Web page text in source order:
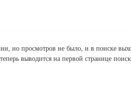
но просмотров не было, и в поиске
выводится на первой странице